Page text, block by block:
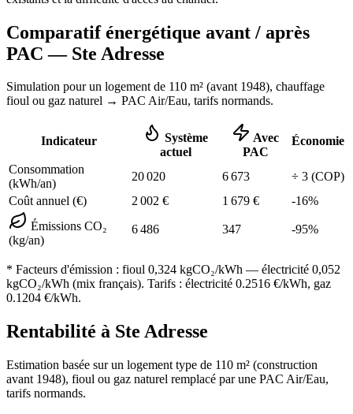
Comparatif énergétique avant / après
PAC — Ste Adresse
Simulation pour un logement de 110 m² (avant 1948), chauffage
fioul ou gaz naturel → PAC Air/Eau, tarifs normands.
Indicateur
Système
actuel
Avec
PAC
Économie
Consommation
(kWh/an)
20 020 6 673 ÷ 3 (COP)
Coût annuel (€)
2 002 € 1 679 € -16%
Émissions CO₂
(kg/an)
6 486 347 -95%
* Facteurs d'émission : fioul 0,324 kgCO₂/kWh — électricité 0,052
kgCO₂/kWh (mix français). Tarifs : électricité 0.2516 €/kWh, gaz
0.1204 €/kWh.
Rentabilité à Ste Adresse
Estimation basée sur un logement type de 110 m² (construction
avant 1948), fioul ou gaz naturel remplacé par une PAC Air/Eau,
tarifs normands.